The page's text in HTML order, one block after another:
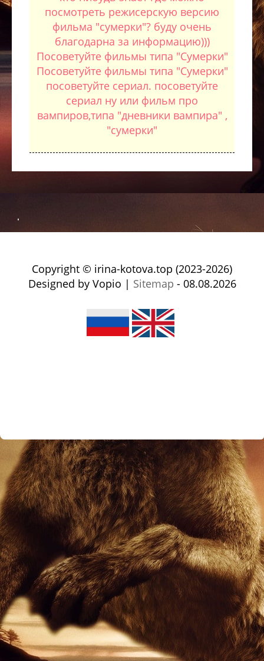
посмотреть режисерскую версию
фильма "сумерки"? буду очень
благодарна за информацию)))
Посоветуйте фильмы типа "Сумерки"
Посоветуйте фильмы типа "Сумерки"
посоветуйте сериал. посоветуйте
сериал ну или фильм про
вампиров,типа "дневники вампира" ,
"сумерки"
Copyright © irina-kotova.top (2023-2026)
Designed by Vopio | Sitemap - 08.08.2026